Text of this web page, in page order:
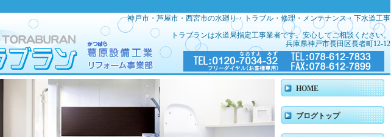
神戸市・芦屋市・西宮市の水廻り・トラブル・修理・メンテナンス・下水道工事
トラブランは水道局指定工事業者です。安心してご相談ください。
兵庫県神戸市長田区長者町12-12
HOME
ブログトップ